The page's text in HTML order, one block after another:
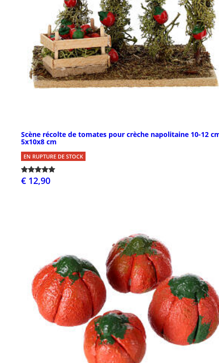
Scène récolte de tomates pour crèche napolitaine 10-12
5x10x8 cm
EN RUPTURE DE STOCK
€ 12,90